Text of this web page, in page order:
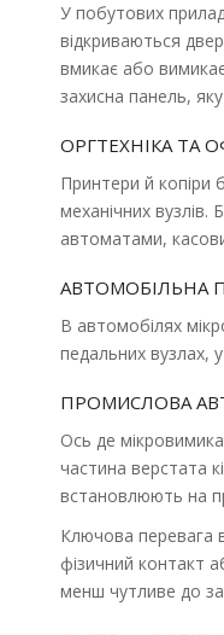
У побутових
відкриваються
вмикає або
захисна панель,
ОРГТЕХНІКА ТА
Принтери й копіри
механічних
автоматами,
АВТОМОБІЛЬНА
В автомобілях
педальних вузлах,
ПРОМИСЛОВА
Ось де
частина верстата
встановлюють на
Ключова перевага
фізичний контакт
менш чутливе до